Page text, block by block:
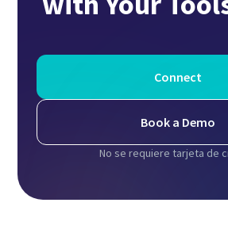
Connect
Book a Demo
No se requiere tarjeta de